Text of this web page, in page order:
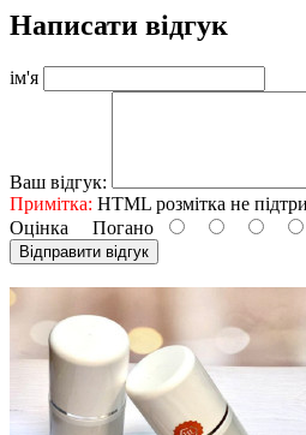
Написати відгук
ім'я
Ваш відгук:
Примітка: HTML розмітка не
Оцінка Погано
Відправити відгук